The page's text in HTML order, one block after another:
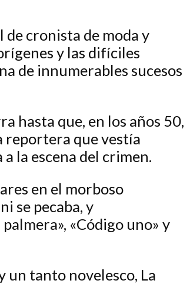
cronista de moda y
y las difíciles
de innumerables sucesos
hasta que, en los años 50,
reportera que vestía
la escena del crimen.
en el morboso
se pecaba, y
«Código uno» y
un tanto novelesco, La